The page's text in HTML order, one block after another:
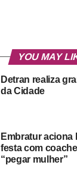
YOU MAY
Detran realiza
da Cidade
Embratur aciona
festa com
“pegar mulher”